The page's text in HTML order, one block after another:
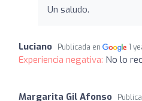
Un saludo.
Luciano Publicada en 1
Experiencia negativa: No lo
Margarita Gil Afonso